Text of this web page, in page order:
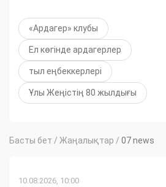
«Ардагер» клубы
Ел көгінде ардагерлер
тыл еңбеккерлері
Ұлы Жеңістің 80 жылдығы
Басты бет / Жаңалықтар / 07 news
10.08.2026, 10:00